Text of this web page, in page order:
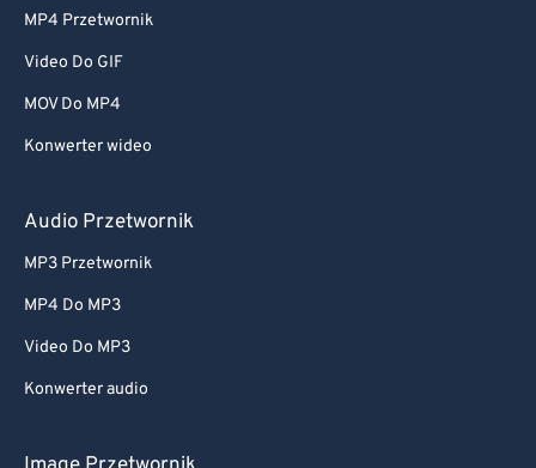
MP4 Przetwornik
Video Do GIF
MOV Do MP4
Konwerter wideo
Audio Przetwornik
MP3 Przetwornik
MP4 Do MP3
Video Do MP3
Konwerter audio